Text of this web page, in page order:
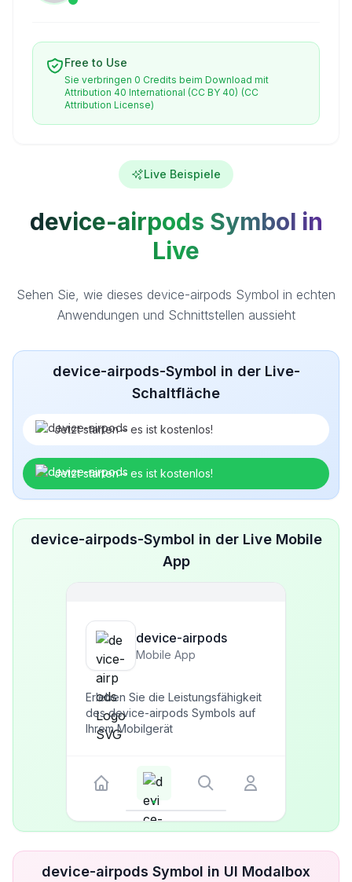
Free to Use
Sie verbringen 0 Credits beim Download mit
Attribution 40 International (CC BY 40) (CC
Attribution License)
Live Beispiele
device-airpods Symbol in
Live
Sehen Sie, wie dieses device-airpods Symbol in echten
Anwendungen und Schnittstellen aussieht
device-airpods-Symbol in der Live-
Schaltfläche
Jetzt starten – es ist kostenlos!
Jetzt starten – es ist kostenlos!
device-airpods-Symbol in der Live Mobile
App
device-airpods
Mobile App
Erleben Sie die Leistungsfähigkeit
des device-airpods Symbols auf
Ihrem Mobilgerät
device-airpods Symbol in UI Modalbox